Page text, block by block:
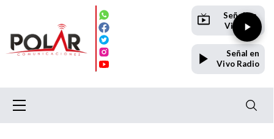
Señal en
Vivo TV
Señal en
Vivo Radio